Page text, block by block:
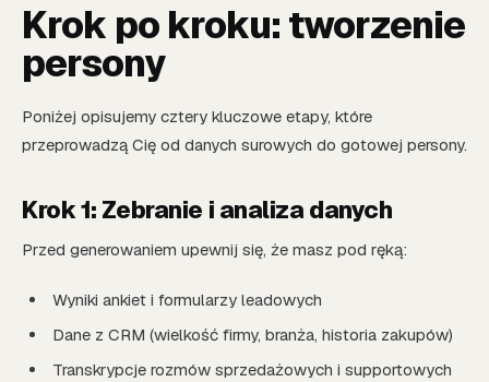
Krok po kroku: tworzenie
persony
Poniżej opisujemy cztery kluczowe etapy, które
przeprowadzą Cię od danych surowych do gotowej persony.
Krok 1: Zebranie i analiza danych
Przed generowaniem upewnij się, że masz pod ręką:
Wyniki ankiet i formularzy leadowych
Dane z CRM (wielkość firmy, branża, historia zakupów)
Transkrypcje rozmów sprzedażowych i supportowych